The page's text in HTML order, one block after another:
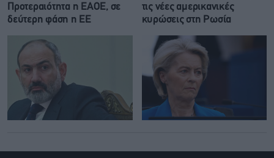
Προτεραιότητα η ΕΑΟΕ, σε
δεύτερη φάση η ΕΕ
τις νέες αμερικανικές
κυρώσεις στη Ρωσία